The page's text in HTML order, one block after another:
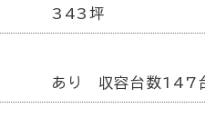
343坪
あり 収容台数147